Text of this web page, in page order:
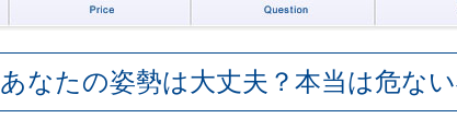
あなたの姿勢は大丈夫？本当は危な